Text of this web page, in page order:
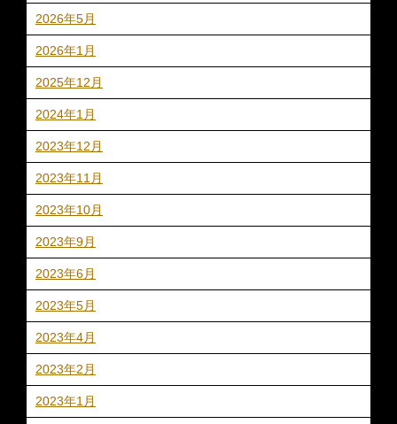
2026年5月
2026年1月
2025年12月
2024年1月
2023年12月
2023年11月
2023年10月
2023年9月
2023年6月
2023年5月
2023年4月
2023年2月
2023年1月